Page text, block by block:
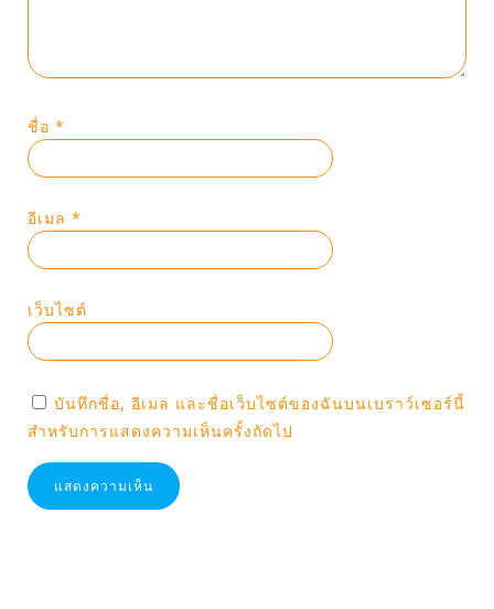
ชื่อ *
อีเมล *
เว็บไซต์
บันทึกชื่อ, อีเมล และชื่อเว็บไซต์ของฉันบนเบราว์เซอร์นี้
สำหรับการแสดงความเห็นครั้งถัดไป